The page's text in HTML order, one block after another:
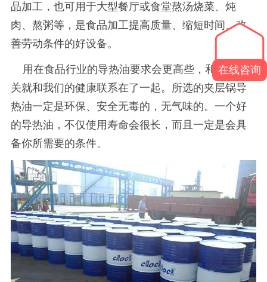
品加工，也可用于大型餐厅或食堂熬汤烧菜、炖
肉、熬粥等，是食品加工提高质量、缩短时间、改
善劳动条件的好设备。
用在食品行业的导热油要求会更高些，和食品相
关就和我们的健康联系在了一起。所选的夹层锅导
热油一定是环保、安全无毒的，无气味的。一个好
的导热油，不仅使用寿命会很长，而且一定是会具
备你所需要的条件。
在线咨询